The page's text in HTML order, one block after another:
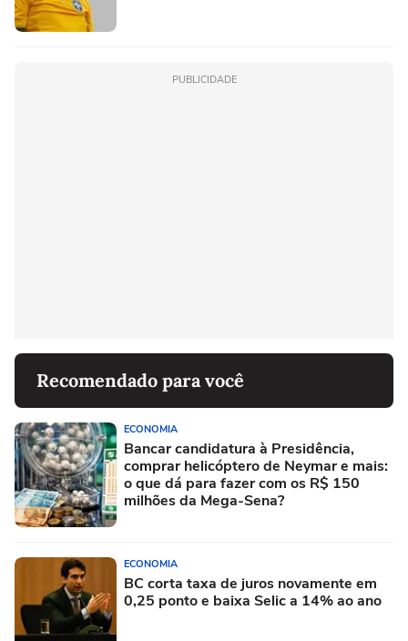
PUBLICIDADE
Recomendado para você
ECONOMIA
Bancar candidatura à Presidência,
comprar helicóptero de Neymar e mais:
o que dá para fazer com os R$ 150
milhões da Mega-Sena?
ECONOMIA
BC corta taxa de juros novamente em
0,25 ponto e baixa Selic a 14% ao ano